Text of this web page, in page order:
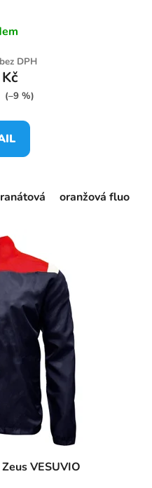
DPH
(–9 %)
oranžová fluo
VESUVIO